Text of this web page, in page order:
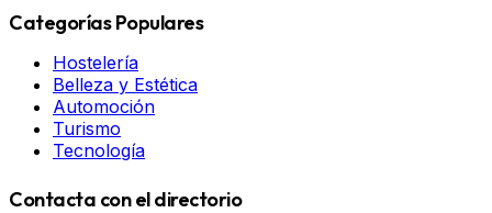
Categorías Populares
Hostelería
Belleza y Estética
Automoción
Turismo
Tecnología
Contacta con el directorio